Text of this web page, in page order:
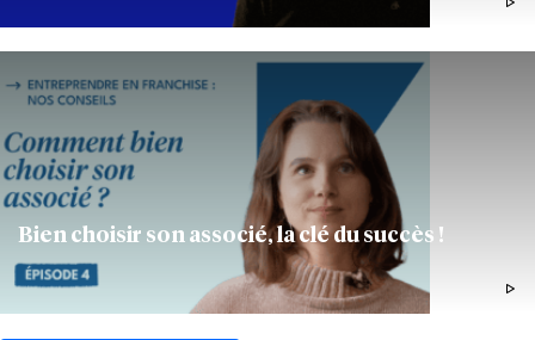
Bien choisir son associé, la clé du succès !
1MIN30 ENTREPRENDRE